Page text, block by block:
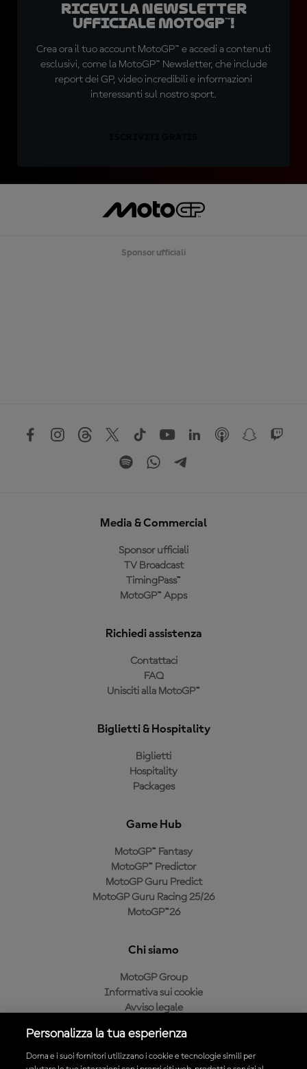
Ricevi la newsletter
ufficiale MotoGP™!
Crea ora il tuo account MotoGP™ e accedi a contenuti
esclusivi, come la MotoGP™ Newsletter, che include
report dei GP, video incredibili e informazioni
interessanti sul nostro sport.
Sponsor ufficiali
Media & Commercial
Sponsor ufficiali
TV Broadcast
TimingPass™
MotoGP™ Apps
Richiedi assistenza
Contattaci
FAQ
Unisciti alla MotoGP™
Biglietti & Hospitality
Biglietti
Hospitality
Packages
Game Hub
MotoGP™ Fantasy
MotoGP™ Predictor
MotoGP Guru Predict
MotoGP Guru Racing 25/26
MotoGP™26
Chi siamo
MotoGP Group
Informativa sui cookie
Avviso legale
Condizioni di acquisto
Personalizza la tua esperienza
Dorna e i suoi fornitori utilizzano i cookie e tecnologie simili per